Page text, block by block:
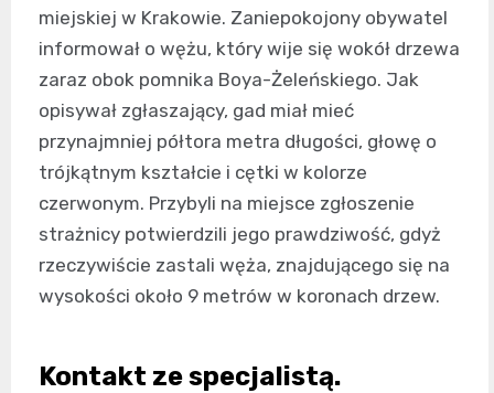
miejskiej w Krakowie. Zaniepokojony obywatel
informował o wężu, który wije się wokół drzewa
zaraz obok pomnika Boya-Żeleńskiego. Jak
opisywał zgłaszający, gad miał mieć
przynajmniej półtora metra długości, głowę o
trójkątnym kształcie i cętki w kolorze
czerwonym. Przybyli na miejsce zgłoszenie
strażnicy potwierdzili jego prawdziwość, gdyż
rzeczywiście zastali węża, znajdującego się na
wysokości około 9 metrów w koronach drzew.
Kontakt ze specjalistą.